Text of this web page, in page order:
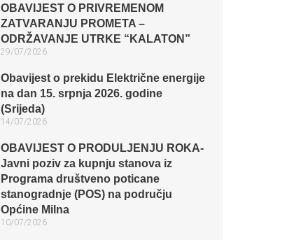
OBAVIJEST O PRIVREMENOM
ZATVARANJU PROMETA –
ODRŽAVANJE UTRKE “KALATON”
29/07/2026
Obavijest o prekidu Električne energije
na dan 15. srpnja 2026. godine
(Srijeda)
14/07/2026
OBAVIJEST O PRODULJENJU ROKA-
Javni poziv za kupnju stanova iz
Programa društveno poticane
stanogradnje (POS) na području
Općine Milna
10/07/2026